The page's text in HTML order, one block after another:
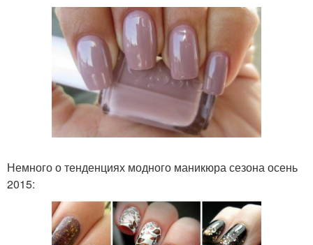
Немного о тенденциях модного маникюра сезона осень
2015: